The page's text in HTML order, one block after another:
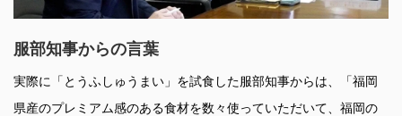
服部知事からの言葉
実際に「とうふしゅうまい」を試食した服部知事からは、「福岡
県産のプレミアム感のある食材を数々使っていただいて、福岡の